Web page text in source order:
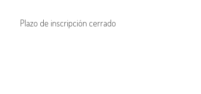
Plazo de inscripción cerrado